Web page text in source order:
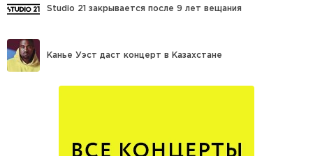
Studio 21 закрывается после 9 лет вещания
Канье Уэст даст концерт в Казахстане